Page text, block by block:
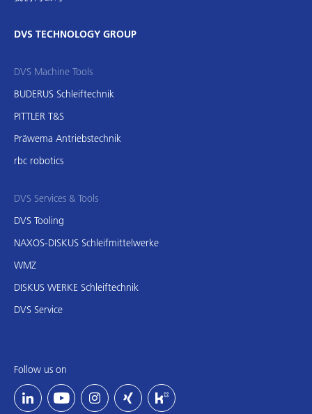
DVS TECHNOLOGY GROUP
DVS Machine Tools
BUDERUS Schleiftechnik
PITTLER T&S
Präwema Antriebstechnik
rbc robotics
DVS Services & Tools
DVS Tooling
NAXOS-DISKUS Schleifmittelwerke
WMZ
DISKUS WERKE Schleiftechnik
DVS Service
Follow us on